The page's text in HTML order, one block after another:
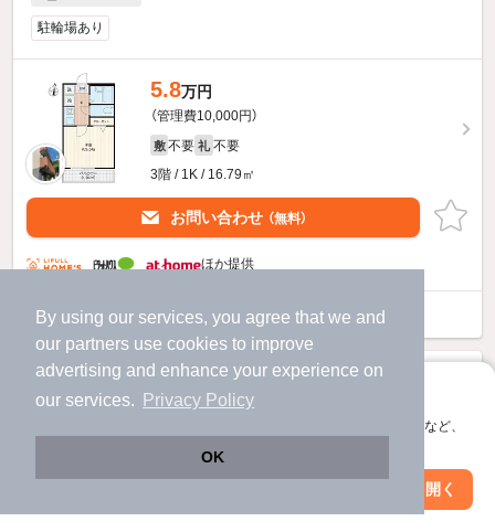
By using our services, you agree that we and
our partners use cookies to improve
advertising and enhance your experience on
our services.
Privacy Policy
OK
アプリに切り替えて、サクサクお部屋探し
会員登録なしですぐ使える。マップ検索やお気に入り保存など、
アプリを開く
駐輪場あり
5.8万円
（管理費10,000円）
敷 不要 礼 不要
3階 / 1K / 16.79㎡
お問い合わせ （無料）
ほか提供
グランフェリオ横浜元町のすべての部屋を見る
絞り込み条件を変更